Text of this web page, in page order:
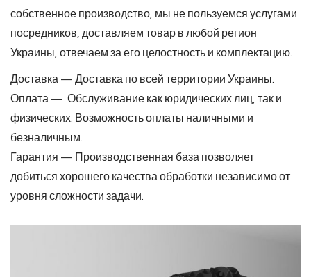
собственное производство, мы не пользуемся услугами
посредников, доставляем товар в любой регион
Украины, отвечаем за его целостность и комплектацию.
Доставка — Доставка по всей территории Украины.
Оплата — Обслуживание как юридических лиц, так и
физических. Возможность оплаты наличными и
безналичным.
Гарантия — Производственная база позволяет
добиться хорошего качества обработки независимо от
уровня сложности задачи.